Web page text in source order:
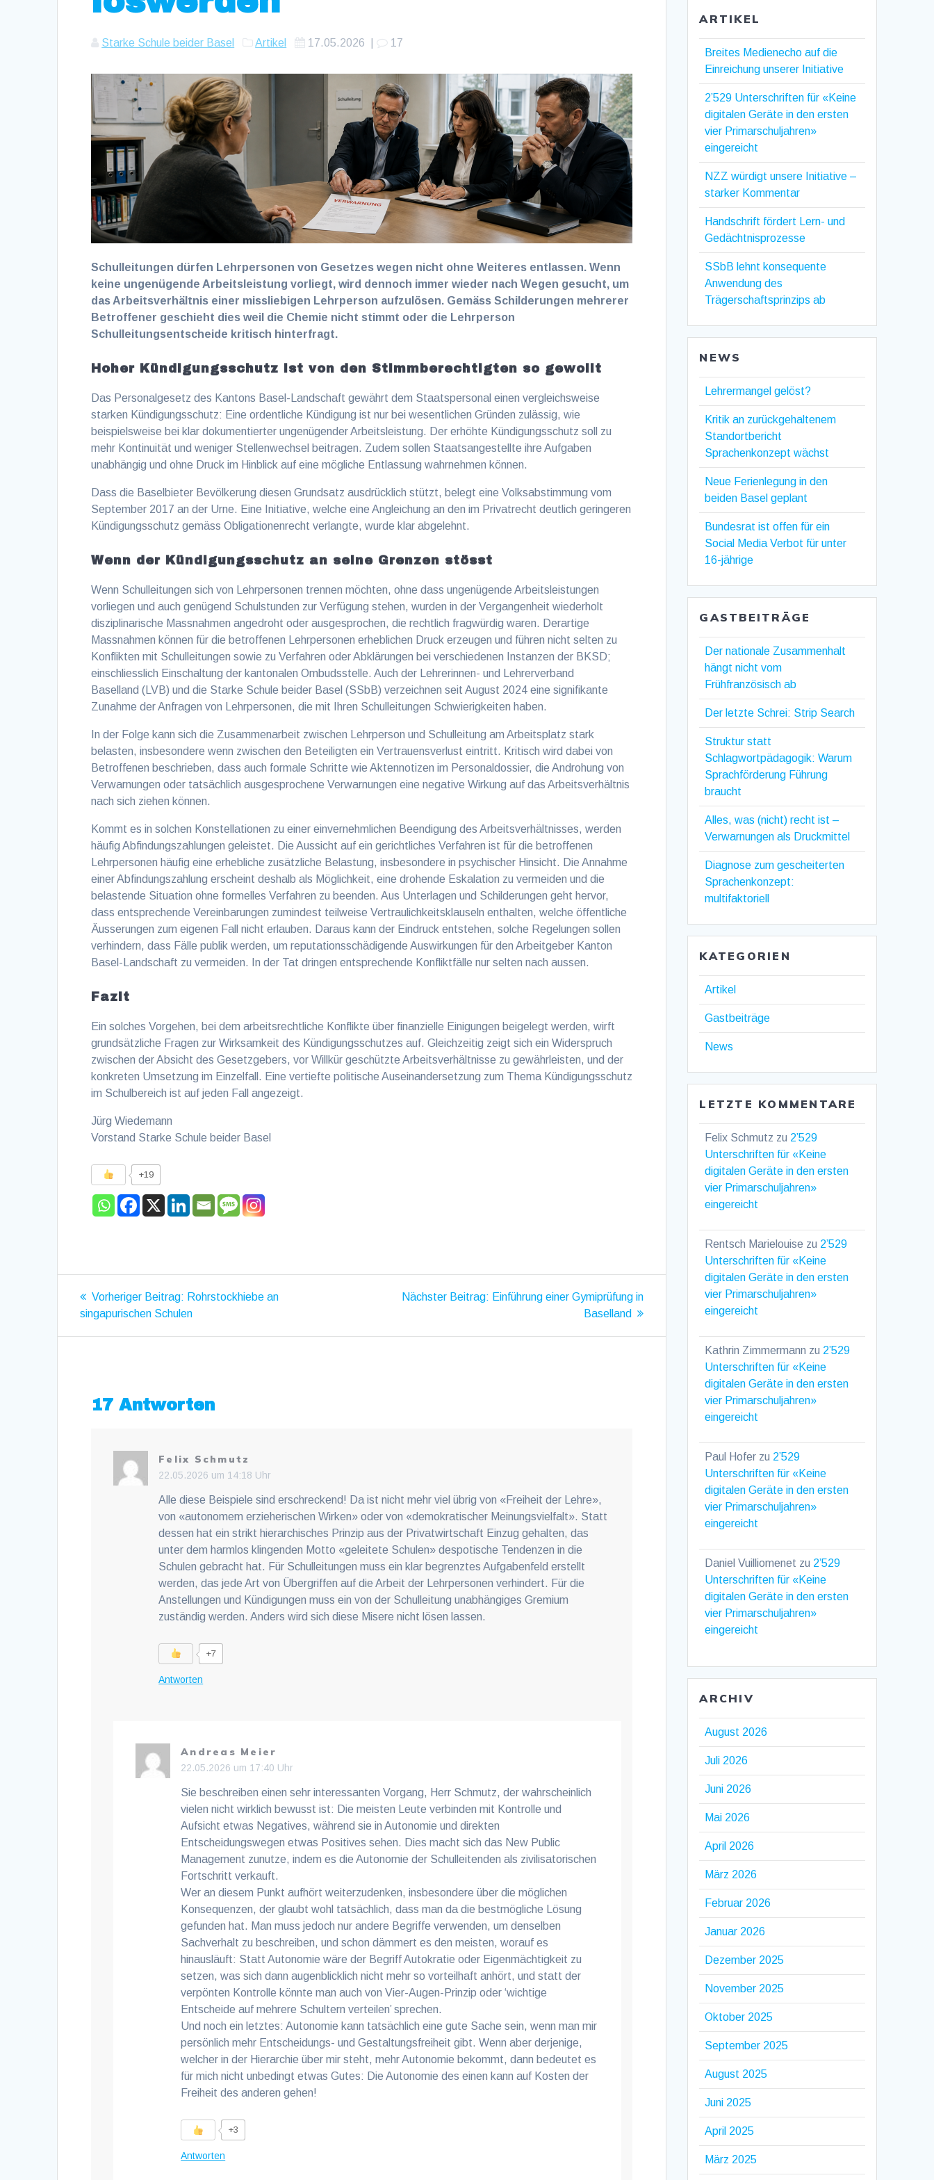
Starke Schule beider Basel Artikel 17.05.2026 | 17
Schulleitungen dürfen Lehrpersonen von Gesetzes wegen nicht ohne Weiteres entlassen. Wenn
keine ungenügende Arbeitsleistung vorliegt, wird dennoch immer wieder nach Wegen gesucht, um
das Arbeitsverhältnis einer missliebigen Lehrperson aufzulösen. Gemäss Schilderungen mehrerer
Betroffener geschieht dies weil die Chemie nicht stimmt oder die Lehrperson
Schulleitungsentscheide kritisch hinterfragt.
Hoher Kündigungsschutz ist von den Stimmberechtigten so gewollt
Das Personalgesetz des Kantons Basel-Landschaft gewährt dem Staatspersonal einen vergleichsweise
starken Kündigungsschutz: Eine ordentliche Kündigung ist nur bei wesentlichen Gründen zulässig, wie
beispielsweise bei klar dokumentierter ungenügender Arbeitsleistung. Der erhöhte Kündigungsschutz soll zu
mehr Kontinuität und weniger Stellenwechsel beitragen. Zudem sollen Staatsangestellte ihre Aufgaben
unabhängig und ohne Druck im Hinblick auf eine mögliche Entlassung wahrnehmen können.
Dass die Baselbieter Bevölkerung diesen Grundsatz ausdrücklich stützt, belegt eine Volksabstimmung vom
September 2017 an der Urne. Eine Initiative, welche eine Angleichung an den im Privatrecht deutlich geringeren
Kündigungsschutz gemäss Obligationenrecht verlangte, wurde klar abgelehnt.
Wenn der Kündigungsschutz an seine Grenzen stösst
Wenn Schulleitungen sich von Lehrpersonen trennen möchten, ohne dass ungenügende Arbeitsleistungen
vorliegen und auch genügend Schulstunden zur Verfügung stehen, wurden in der Vergangenheit wiederholt
disziplinarische Massnahmen angedroht oder ausgesprochen, die rechtlich fragwürdig waren. Derartige
Massnahmen können für die betroffenen Lehrpersonen erheblichen Druck erzeugen und führen nicht selten zu
Konflikten mit Schulleitungen sowie zu Verfahren oder Abklärungen bei verschiedenen Instanzen der BKSD;
einschliesslich Einschaltung der kantonalen Ombudsstelle. Auch der Lehrerinnen- und Lehrerverband
Baselland (LVB) und die Starke Schule beider Basel (SSbB) verzeichnen seit August 2024 eine signifikante
Zunahme der Anfragen von Lehrpersonen, die mit Ihren Schulleitungen Schwierigkeiten haben.
In der Folge kann sich die Zusammenarbeit zwischen Lehrperson und Schulleitung am Arbeitsplatz stark
belasten, insbesondere wenn zwischen den Beteiligten ein Vertrauensverlust eintritt. Kritisch wird dabei von
Betroffenen beschrieben, dass auch formale Schritte wie Aktennotizen im Personaldossier, die Androhung von
Verwarnungen oder tatsächlich ausgesprochene Verwarnungen eine negative Wirkung auf das Arbeitsverhältnis
nach sich ziehen können.
Kommt es in solchen Konstellationen zu einer einvernehmlichen Beendigung des Arbeitsverhältnisses, werden
häufig Abfindungszahlungen geleistet. Die Aussicht auf ein gerichtliches Verfahren ist für die betroffenen
Lehrpersonen häufig eine erhebliche zusätzliche Belastung, insbesondere in psychischer Hinsicht. Die Annahme
einer Abfindungszahlung erscheint deshalb als Möglichkeit, eine drohende Eskalation zu vermeiden und die
belastende Situation ohne formelles Verfahren zu beenden. Aus Unterlagen und Schilderungen geht hervor,
dass entsprechende Vereinbarungen zumindest teilweise Vertraulichkeitsklauseln enthalten, welche öffentliche
Äusserungen zum eigenen Fall nicht erlauben. Daraus kann der Eindruck entstehen, solche Regelungen sollen
verhindern, dass Fälle publik werden, um reputationsschädigende Auswirkungen für den Arbeitgeber Kanton
Basel-Landschaft zu vermeiden. In der Tat dringen entsprechende Konfliktfälle nur selten nach aussen.
Fazit
Ein solches Vorgehen, bei dem arbeitsrechtliche Konflikte über finanzielle Einigungen beigelegt werden, wirft
grundsätzliche Fragen zur Wirksamkeit des Kündigungsschutzes auf. Gleichzeitig zeigt sich ein Widerspruch
zwischen der Absicht des Gesetzgebers, vor Willkür geschützte Arbeitsverhältnisse zu gewährleisten, und der
konkreten Umsetzung im Einzelfall. Eine vertiefte politische Auseinandersetzung zum Thema Kündigungsschutz
im Schulbereich ist auf jeden Fall angezeigt.
Jürg Wiedemann
Vorstand Starke Schule beider Basel
+19
Beitragsnavigation
Vorheriger Beitrag: Vorheriger
Beitrag:
Rohrstockhiebe an
singapurischen Schulen
Nächster Beitrag: Nächster
Einführung einer Gymiprüfung in
Baselland
17 Antworten
Felix Schmutz
22.05.2026 um 14:18 Uhr
Alle diese Beispiele sind erschreckend! Da ist nicht mehr viel übrig von «Freiheit der Lehre»,
von «autonomem erzieherischen Wirken» oder von «demokratischer Meinungsvielfalt». Statt
dessen hat ein strikt hierarchisches Prinzip aus der Privatwirtschaft Einzug gehalten, das
unter dem harmlos klingenden Motto «geleitete Schulen» despotische Tendenzen in die
Schulen gebracht hat. Für Schulleitungen muss ein klar begrenztes Aufgabenfeld erstellt
werden, das jede Art von Übergriffen auf die Arbeit der Lehrpersonen verhindert. Für die
Anstellungen und Kündigungen muss ein von der Schulleitung unabhängiges Gremium
zuständig werden. Anders wird sich diese Misere nicht lösen lassen.
+7
Antworten
Andreas Meier
22.05.2026 um 17:40 Uhr
Sie beschreiben einen sehr interessanten Vorgang, Herr Schmutz, der wahrscheinlich
vielen nicht wirklich bewusst ist: Die meisten Leute verbinden mit Kontrolle und
Aufsicht etwas Negatives, während sie in Autonomie und direkten
Entscheidungswegen etwas Positives sehen. Dies macht sich das New Public
Management zunutze, indem es die Autonomie der Schulleitenden als zivilisatorischen
Fortschritt verkauft.
Wer an diesem Punkt aufhört weiterzudenken, insbesondere über die möglichen
Konsequenzen, der glaubt wohl tatsächlich, dass man da die bestmögliche Lösung
gefunden hat. Man muss jedoch nur andere Begriffe verwenden, um denselben
Sachverhalt zu beschreiben, und schon dämmert es den meisten, worauf es
hinausläuft: Statt Autonomie wäre der Begriff Autokratie oder Eigenmächtigkeit zu
setzen, was sich dann augenblicklich nicht mehr so vorteilhaft anhört, und statt der
verpönten Kontrolle könnte man auch von Vier-Augen-Prinzip oder ‘wichtige
Entscheide auf mehrere Schultern verteilen’ sprechen.
Und noch ein letztes: Autonomie kann tatsächlich eine gute Sache sein, wenn man mir
persönlich mehr Entscheidungs- und Gestaltungsfreiheit gibt. Wenn aber derjenige,
welcher in der Hierarchie über mir steht, mehr Autonomie bekommt, dann bedeutet es
für mich nicht unbedingt etwas Gutes: Die Autonomie des einen kann auf Kosten der
Freiheit des anderen gehen!
+3
Antworten
ARTIKEL
Breites Medienecho auf die
Einreichung unserer Initiative
2’529 Unterschriften für «Keine
digitalen Geräte in den ersten
vier Primarschuljahren»
eingereicht
NZZ würdigt unsere Initiative –
starker Kommentar
Handschrift fördert Lern- und
Gedächtnisprozesse
SSbB lehnt konsequente
Anwendung des
Trägerschaftsprinzips ab
NEWS
Lehrermangel gelöst?
Kritik an zurückgehaltenem
Standortbericht
Sprachenkonzept wächst
Neue Ferienlegung in den
beiden Basel geplant
Bundesrat ist offen für ein
Social Media Verbot für unter
16-jährige
GASTBEITRÄGE
Der nationale Zusammenhalt
hängt nicht vom
Frühfranzösisch ab
Der letzte Schrei: Strip Search
Struktur statt
Schlagwortpädagogik: Warum
Sprachförderung Führung
braucht
Alles, was (nicht) recht ist –
Verwarnungen als Druckmittel
Diagnose zum gescheiterten
Sprachenkonzept:
multifaktoriell
KATEGORIEN
Artikel
Gastbeiträge
News
LETZTE KOMMENTARE
Felix Schmutz zu 2’529
Unterschriften für «Keine
digitalen Geräte in den ersten
vier Primarschuljahren»
eingereicht
Rentsch Marielouise zu 2’529
Unterschriften für «Keine
digitalen Geräte in den ersten
vier Primarschuljahren»
eingereicht
Kathrin Zimmermann zu 2’529
Unterschriften für «Keine
digitalen Geräte in den ersten
vier Primarschuljahren»
eingereicht
Paul Hofer zu 2’529
Unterschriften für «Keine
digitalen Geräte in den ersten
vier Primarschuljahren»
eingereicht
Daniel Vuilliomenet zu 2’529
Unterschriften für «Keine
digitalen Geräte in den ersten
vier Primarschuljahren»
eingereicht
ARCHIV
August 2026
Juli 2026
Juni 2026
Mai 2026
April 2026
März 2026
Februar 2026
Januar 2026
Dezember 2025
November 2025
Oktober 2025
September 2025
August 2025
Juni 2025
April 2025
März 2025